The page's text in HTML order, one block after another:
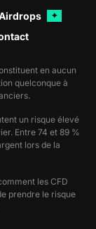
✦
en aucun
quelconque à
un risque élevé
Entre 74 et 89 %
lors de la
les CFD
prendre le risque